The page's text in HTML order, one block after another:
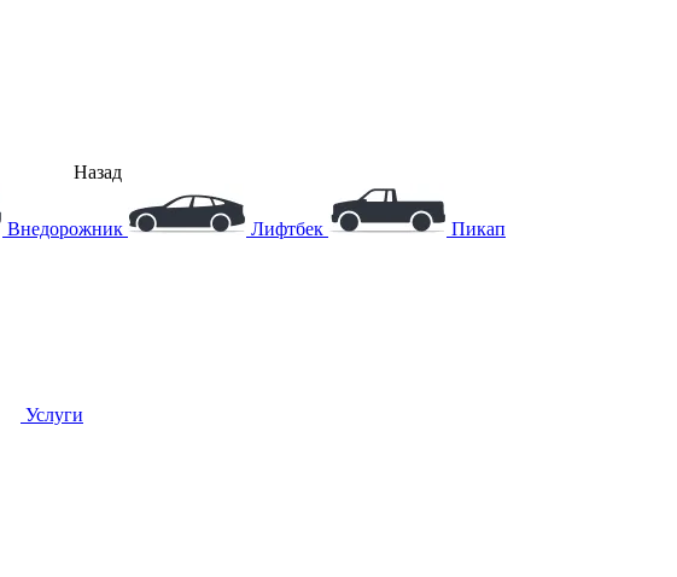
Назад
Внедорожник Лифтбек Пикап
Услуги